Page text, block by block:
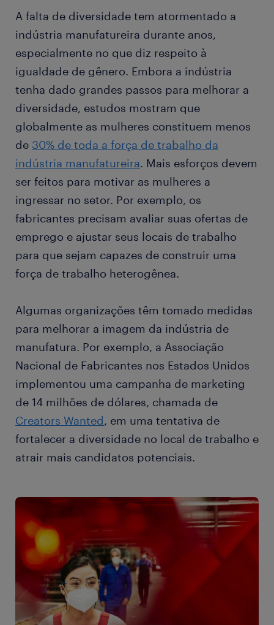
A falta de diversidade tem atormentado a
indústria manufatureira durante anos,
especialmente no que diz respeito à
igualdade de gênero. Embora a indústria
tenha dado grandes passos para melhorar a
diversidade, estudos mostram que
globalmente as mulheres constituem menos
de 30% de toda a força de trabalho da
indústria manufatureira. Mais esforços devem
ser feitos para motivar as mulheres a
ingressar no setor. Por exemplo, os
fabricantes precisam avaliar suas ofertas de
emprego e ajustar seus locais de trabalho
para que sejam capazes de construir uma
força de trabalho heterogênea.
Algumas organizações têm tomado medidas
para melhorar a imagem da indústria de
manufatura. Por exemplo, a Associação
Nacional de Fabricantes nos Estados Unidos
implementou uma campanha de marketing
de 14 milhões de dólares, chamada de
Creators Wanted, em uma tentativa de
fortalecer a diversidade no local de trabalho e
atrair mais candidatos potenciais.